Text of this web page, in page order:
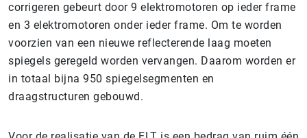
corrigeren gebeurt door 9 elektromotoren op ieder frame
en 3 elektromotoren onder ieder frame. Om te worden
voorzien van een nieuwe reflecterende laag moeten
spiegels geregeld worden vervangen. Daarom worden er
in totaal bijna 950 spiegelsegmenten en
draagstructuren gebouwd.